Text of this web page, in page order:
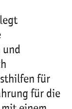
und
für
für die